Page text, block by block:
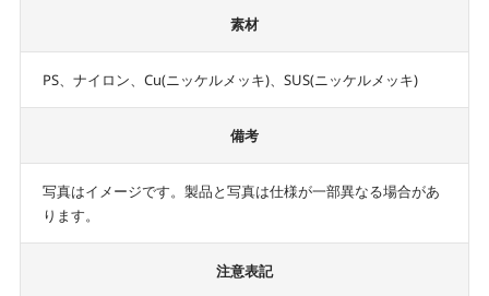
素材
PS、ナイロン、Cu(ニッケルメッキ)、SUS(ニッケルメッキ)
備考
写真はイメージです。製品と写真は仕様が一部異なる場合があ
ります。
注意表記